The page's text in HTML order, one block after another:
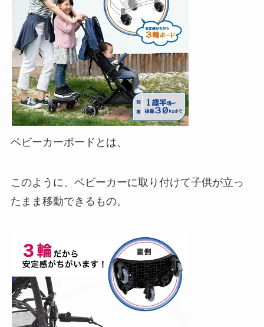
ベビーカーボードとは、
このように、ベビーカーに取り付けて子供が立っ
たまま移動できるもの。